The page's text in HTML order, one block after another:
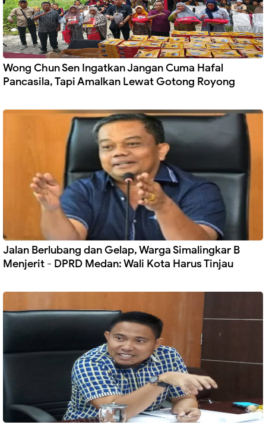
Wong Chun Sen Ingatkan Jangan Cuma Hafal
Pancasila, Tapi Amalkan Lewat Gotong Royong
Jalan Berlubang dan Gelap, Warga Simalingkar B
Menjerit - DPRD Medan: Wali Kota Harus Tinjau